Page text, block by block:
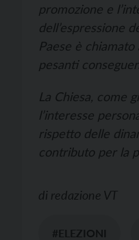
promozione e
dell’espressione
Paese è
pesanti
La Chiesa, come
l’interesse
rispetto delle
contributo per la
di redazione VT
#ELEZIONI